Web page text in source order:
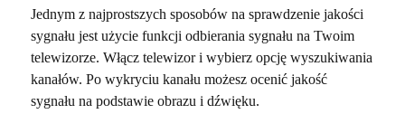
Jednym z najprostszych sposobów na sprawdzenie jakości
sygnału jest użycie funkcji odbierania sygnału na Twoim
telewizorze. Włącz telewizor i wybierz opcję wyszukiwania
kanałów. Po wykryciu kanału możesz ocenić jakość
sygnału na podstawie obrazu i dźwięku.